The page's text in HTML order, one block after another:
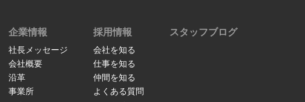
企業情報
社長メッセージ
会社概要
沿革
事業所
採用情報
会社を知る
仕事を知る
仲間を知る
よくある質問
スタッフブログ